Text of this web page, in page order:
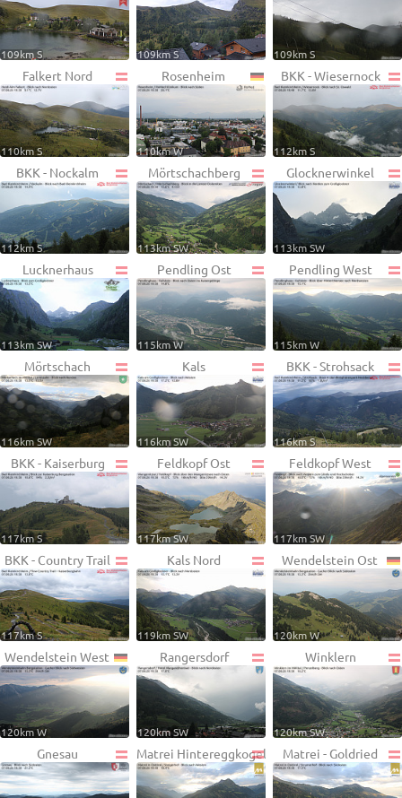
109km S 109km S 109km S
Falkert Nord
110km S
Rosenheim
110km W
BKK - Wiesernock
112km S
BKK - Nockalm
112km S
Mörtschachberg
113km SW
Glocknerwinkel
113km SW
Lucknerhaus
113km SW
Pendling Ost
115km W
Pendling West
115km W
Mörtschach
116km SW
Kals
116km SW
BKK - Strohsack
116km S
BKK - Kaiserburg
117km S
Feldkopf Ost
117km SW
Feldkopf West
117km SW
BKK - Country Trail
117km S
Kals Nord
119km SW
Wendelstein Ost
120km W
Wendelstein West
120km W
Rangersdorf
120km SW
Winklern
120km SW
Gnesau Matrei Hintereggkogel Matrei - Goldried